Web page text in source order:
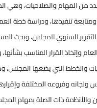
من المهام والصلاحيات، وهي
تنفيذها، ودراسة خطة
التقرير السنوي للمجلس، وبحث
وإتخاذ القرار المناسب
والخطط التي يضعها المجلس،
وفروعه المختلفة
والأنظمة ذات الصلة بمهام